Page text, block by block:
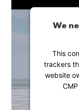
We
This
trackers
website